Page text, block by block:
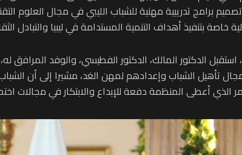
برامج تدريبية مهنية للشباب الليبي في مجال العلوم
خاصة بتنفيذ أهداف التنمية المستدامة في ليبيا والتبادل
الدكتور المالك، الدكتور الفطيسي، والوفد المرافق